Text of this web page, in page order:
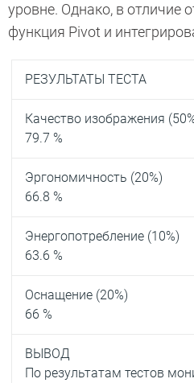
уровне. Однако, в отличие
функция Pivot и
РЕЗУЛЬТАТЫ ТЕСТА
Качество изображения
79.7 %
Эргономичность (20%)
66.8 %
Энергопотребление (10%)
63.6 %
Оснащение (20%)
66 %
ВЫВОД
По результатам тестов